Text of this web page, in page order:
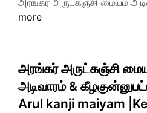
அரங்கர் அருட்கஞ்சி மையம்
more
அரங்கர் அருட்கஞ்சி
அடிவாரம் &
Arul kanji maiyam